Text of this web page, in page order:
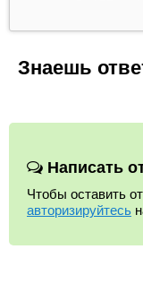
Знаешь
Написать
Чтобы оставить
авторизируйтесь